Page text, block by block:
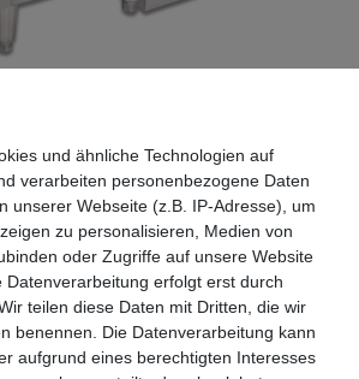
70:
und ähnliche Technologien auf
verarbeiten personenbezogene Daten
unserer Webseite (z.B. IP-Adresse), um
zu personalisieren, Medien von
oder Zugriffe auf unsere Website
Datenverarbeitung erfolgt erst durch
teilen diese Daten mit Dritten, die wir
benennen. Die Datenverarbeitung kann
aufgrund eines berechtigten Interesses